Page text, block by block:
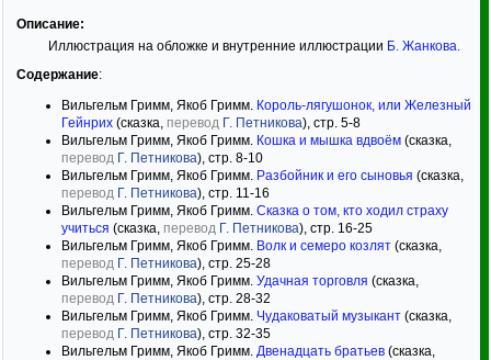
Описание:
Иллюстрация на обложке и внутренние иллюстрации Б. Жанкова.
Содержание:
Вильгельм Гримм, Якоб Гримм. Король-лягушонок, или Железный
Гейнрих (сказка, перевод Г. Петникова), стр. 5-8
Вильгельм Гримм, Якоб Гримм. Кошка и мышка вдвоём (сказка,
перевод Г. Петникова), стр. 8-10
Вильгельм Гримм, Якоб Гримм. Разбойник и его сыновья (сказка,
перевод Г. Петникова), стр. 11-16
Вильгельм Гримм, Якоб Гримм. Сказка о том, кто ходил страху
учиться (сказка, перевод Г. Петникова), стр. 16-25
Вильгельм Гримм, Якоб Гримм. Волк и семеро козлят (сказка,
перевод Г. Петникова), стр. 25-28
Вильгельм Гримм, Якоб Гримм. Удачная торговля (сказка,
перевод Г. Петникова), стр. 28-32
Вильгельм Гримм, Якоб Гримм. Чудаковатый музыкант (сказка,
перевод Г. Петникова), стр. 32-35
Вильгельм Гримм, Якоб Гримм. Двенадцать братьев (сказка,